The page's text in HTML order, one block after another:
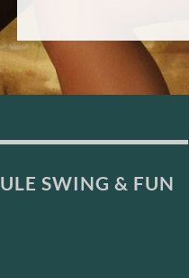
SWING & FUN